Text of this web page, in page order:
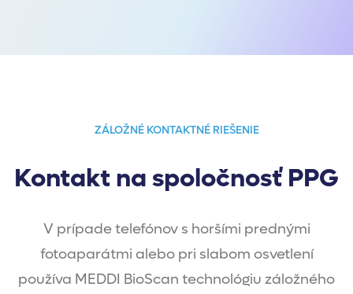
ZÁLOŽNÉ KONTAKTNÉ RIEŠENIE
Kontakt na spoločnosť PPG
V prípade telefónov s horšími prednými
fotoaparátmi alebo pri slabom osvetlení
používa MEDDI BioScan technológiu záložného